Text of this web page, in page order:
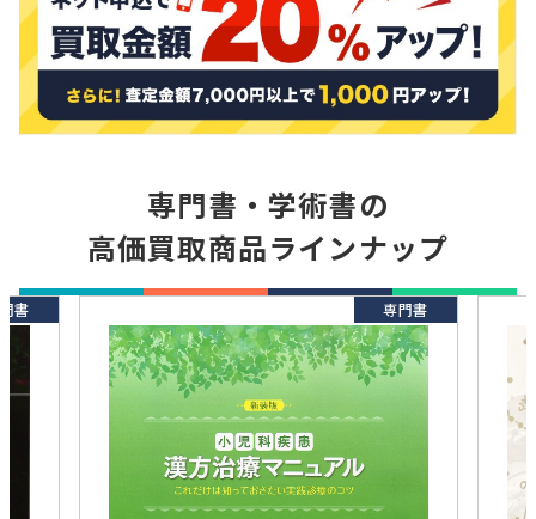
専門書・学術書の
高価買取商品ラインナップ
書 専門書